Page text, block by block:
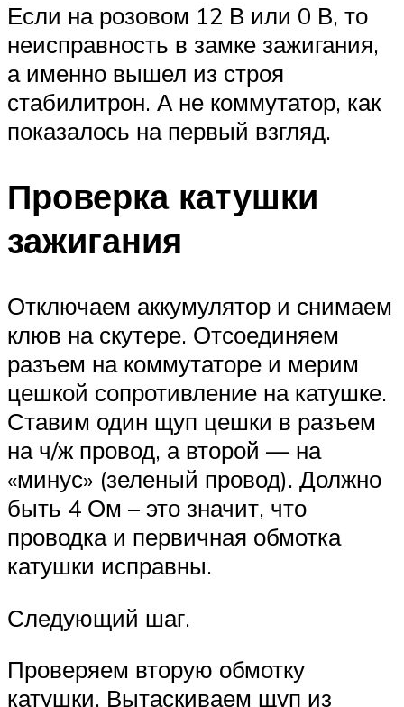
Если на розовом 12 В или 0 В, то
неисправность в замке зажигания,
а именно вышел из строя
стабилитрон. А не коммутатор, как
показалось на первый взгляд.
Проверка катушки
зажигания
Отключаем аккумулятор и снимаем
клюв на скутере. Отсоединяем
разъем на коммутаторе и мерим
цешкой сопротивление на катушке.
Ставим один щуп цешки в разъем
на ч/ж провод, а второй — на
«минус» (зеленый провод). Должно
быть 4 Ом – это значит, что
проводка и первичная обмотка
катушки исправны.
Следующий шаг.
Проверяем вторую обмотку
катушки. Вытаскиваем щуп из